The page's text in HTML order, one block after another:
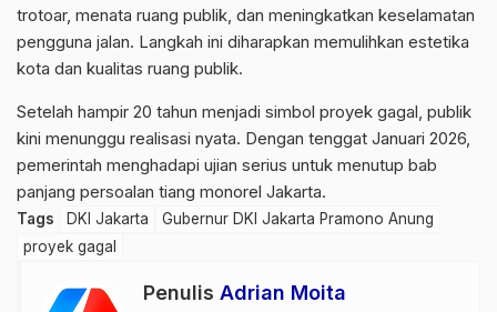
trotoar, menata ruang publik, dan meningkatkan keselamatan
pengguna jalan. Langkah ini diharapkan memulihkan estetika
kota dan kualitas ruang publik.
Setelah hampir 20 tahun menjadi simbol proyek gagal, publik
kini menunggu realisasi nyata. Dengan tenggat Januari 2026,
pemerintah menghadapi ujian serius untuk menutup bab
panjang persoalan tiang monorel Jakarta.
Tags DKI Jakarta
Gubernur DKI Jakarta Pramono Anung
proyek gagal
Penulis Adrian Moita